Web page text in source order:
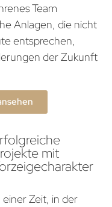
Team
Anlagen, die nicht
entsprechen,
der Zukunft
mit
einer Zeit, in der